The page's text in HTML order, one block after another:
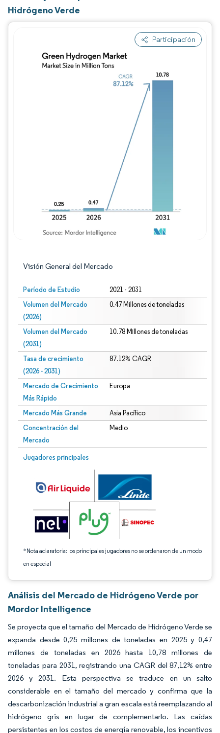
Hidrógeno Verde
Participación
Visión General del Mercado
Período de Estudio 2021 - 2031
Volumen del Mercado
(2026)
0.47 Millones de toneladas
Volumen del Mercado
(2031)
10.78 Millones de toneladas
Tasa de crecimiento
(2026 - 2031)
87.12% CAGR
Mercado de Crecimiento
Más Rápido
Europa
Mercado Más Grande Asia Pacífico
Concentración del
Mercado
Medio
Jugadores principales
*Nota aclaratoria: los principales jugadores no se ordenaron de un modo
en especial
Imagen © Mordor Intelligence. El uso requiere atribución según CC BY 4.0.
Imagen © Mordor Intelligence. El uso
Análisis del Mercado de Hidrógeno Verde por
Mordor Intelligence
Se proyecta que el tamaño del Mercado de Hidrógeno Verde se
expanda desde 0,25 millones de toneladas en 2025 y 0,47
millones de toneladas en 2026 hasta 10,78 millones de
toneladas para 2031, registrando una CAGR del 87,12% entre
2026 y 2031. Esta perspectiva se traduce en un salto
considerable en el tamaño del mercado y confirma que la
descarbonización industrial a gran escala está reemplazando al
hidrógeno gris en lugar de complementarlo. Las caídas
persistentes en los costos de energía renovable, los incentivos